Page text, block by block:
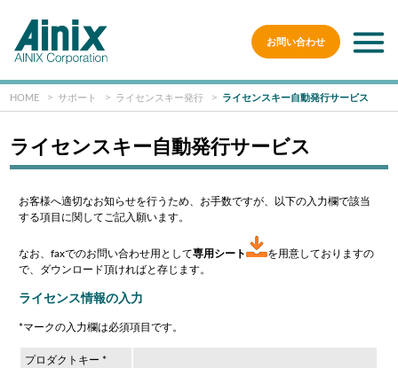
お問い合わせ
HOME サポート ライセンスキー発行 ライセンスキー自動発行サービス
ライセンスキー自動発行サービス
お客様へ適切なお知らせを行うため、お手数ですが、以下の入力欄で該当
する項目に関してご記入願います。
なお、faxでのお問い合わせ用として専用シート
を用意しておりますの
で、ダウンロード頂ければと存じます。
ライセンス情報の入力
*マークの入力欄は必須項目です。
プロダクトキー *